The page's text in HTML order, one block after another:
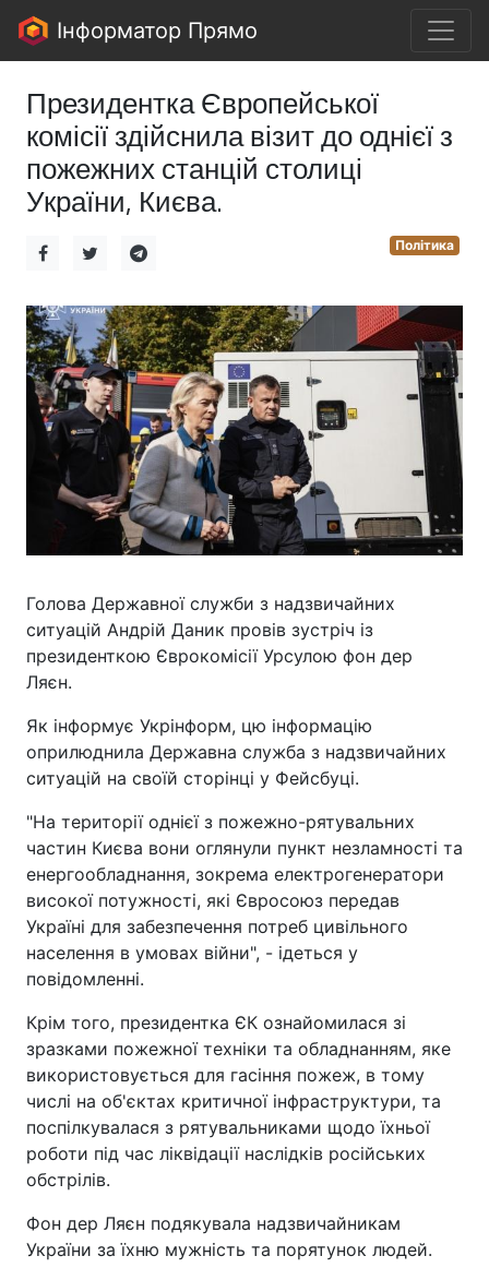
Інформатор Прямо
Президентка Європейської
комісії здійснила візит до однієї з
пожежних станцій столиці
України, Києва.
Політика
Голова Державної служби з надзвичайних
ситуацій Андрій Даник провів зустріч із
президенткою Єврокомісії Урсулою фон дер
Ляєн.
Як інформує Укрінформ, цю інформацію
оприлюднила Державна служба з надзвичайних
ситуацій на своїй сторінці у Фейсбуці.
"На території однієї з пожежно-рятувальних
частин Києва вони оглянули пункт незламності та
енергообладнання, зокрема електрогенератори
високої потужності, які Євросоюз передав
Україні для забезпечення потреб цивільного
населення в умовах війни", - ідеться у
повідомленні.
Крім того, президентка ЄК ознайомилася зі
зразками пожежної техніки та обладнанням, яке
використовується для гасіння пожеж, в тому
числі на об'єктах критичної інфраструктури, та
поспілкувалася з рятувальниками щодо їхньої
роботи під час ліквідації наслідків російських
обстрілів.
Фон дер Ляєн подякувала надзвичайникам
України за їхню мужність та порятунок людей.